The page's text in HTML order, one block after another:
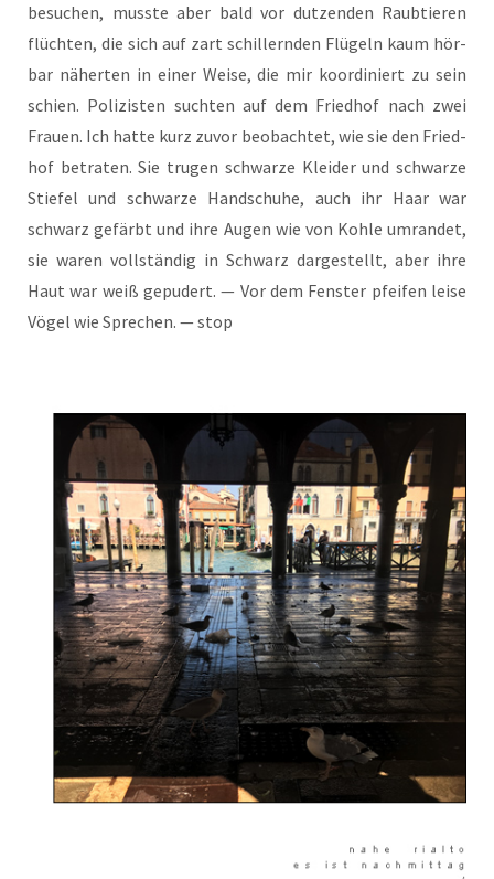
besu­chen, muss­te aber bald vor dut­zen­den Raub­tie­ren
flüch­ten, die sich auf zart schil­lern­den Flü­geln kaum hör­
bar näher­ten in einer Wei­se, die mir koor­di­niert zu sein
schien. Poli­zis­ten such­ten auf dem Fried­hof nach zwei
Frau­en. Ich hat­te kurz zuvor beob­ach­tet, wie sie den Fried­
hof betra­ten. Sie tru­gen schwar­ze Klei­der und schwar­ze
Stie­fel und schwar­ze Hand­schu­he, auch ihr Haar war
schwarz gefärbt und ihre Augen wie von Koh­le umran­det,
sie waren voll­stän­dig in Schwarz dar­ge­stellt, aber ihre
Haut war weiß gepu­dert. — Vor dem Fens­ter pfei­fen lei­se
Vögel wie Spre­chen. — stop